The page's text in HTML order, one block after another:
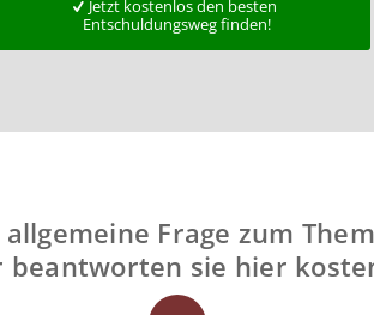
Jetzt kostenlos den besten
Entschuldungsweg finden!
Frage zum
beantworten sie hier